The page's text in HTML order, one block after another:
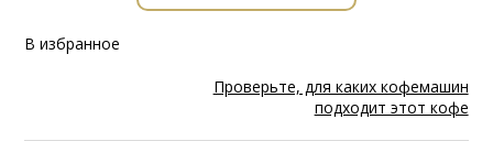
В избранное
Проверьте, для каких кофемашин
подходит этот кофе